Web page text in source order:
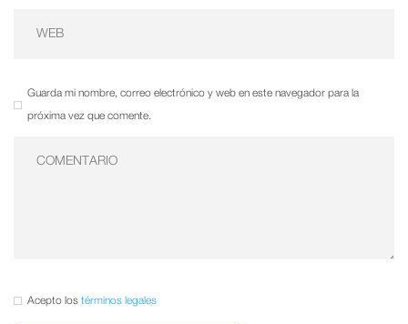
Guarda mi nombre, correo electrónico y web en este navegador para la
próxima vez que comente.
Acepto los términos legales